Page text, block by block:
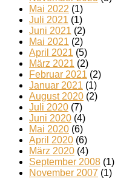
Mai 2022 (1)
Juli 2021 (1)
Juni 2021 (2)
Mai 2021 (2)
April 2021 (5)
März 2021 (2)
Februar 2021 (2)
Januar 2021 (1)
August 2020 (2)
Juli 2020 (7)
Juni 2020 (4)
Mai 2020 (6)
April 2020 (6)
März 2020 (4)
September 2008 (1)
November 2007 (1)